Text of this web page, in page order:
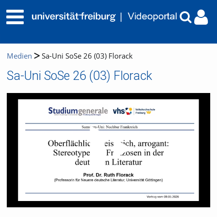
Medien Sa-Uni SoSe 26 (03) Florack
Sa-Uni SoSe 26 (03) Florack